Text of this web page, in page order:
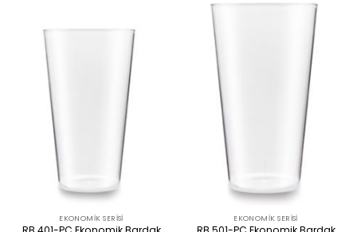
EKONOMIK SERISI EKONOMIK SERISI